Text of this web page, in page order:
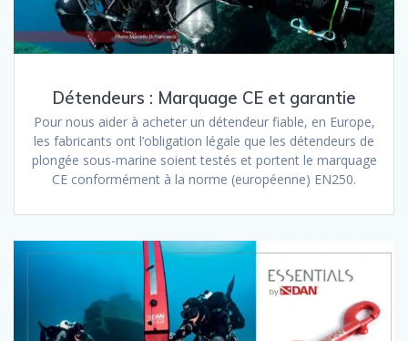
Détendeurs : Marquage CE et garantie
Pour nous aider à acheter un détendeur fiable, en Europe,
les fabricants ont l’obligation légale que les détendeurs de
plongée sous-marine soient testés et portent le marquage
CE conformément à la norme (européenne) EN250.